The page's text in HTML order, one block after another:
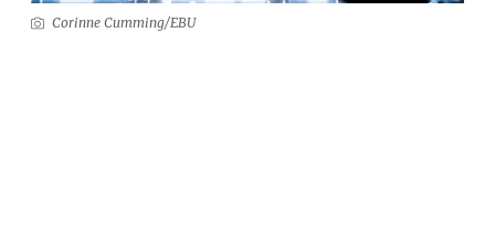
Corinne Cumming/EBU